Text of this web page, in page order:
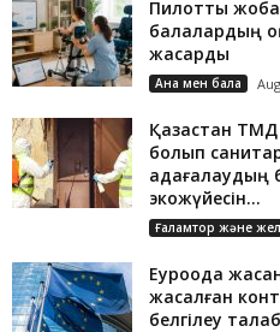
Пилоттық
балалардың
жақсарды
Ана мен бала
Қазақстан
болып
қадағалаудың
экожүйесін...
Ғаламтор және
Еуроодақ
жасалған
белгілеу